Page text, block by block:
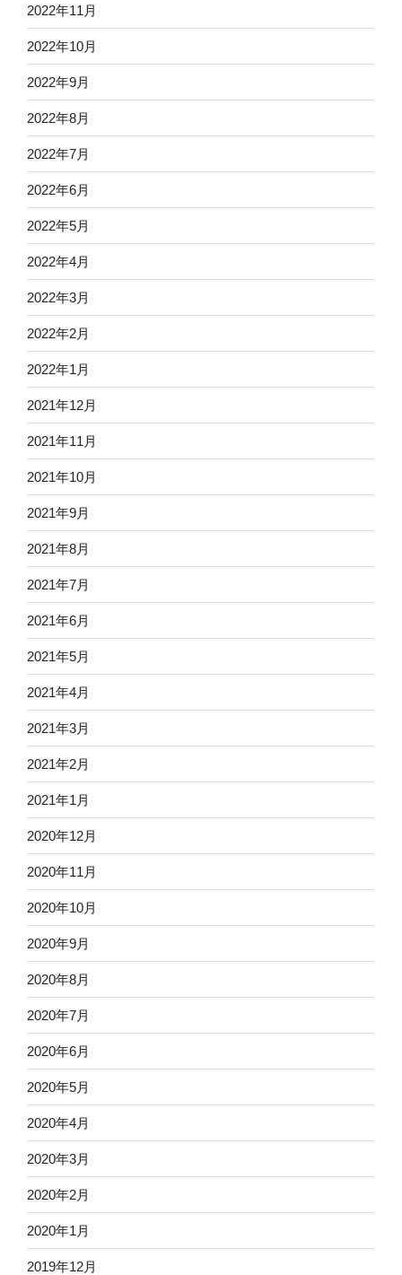
2022年11月
2022年10月
2022年9月
2022年8月
2022年7月
2022年6月
2022年5月
2022年4月
2022年3月
2022年2月
2022年1月
2021年12月
2021年11月
2021年10月
2021年9月
2021年8月
2021年7月
2021年6月
2021年5月
2021年4月
2021年3月
2021年2月
2021年1月
2020年12月
2020年11月
2020年10月
2020年9月
2020年8月
2020年7月
2020年6月
2020年5月
2020年4月
2020年3月
2020年2月
2020年1月
2019年12月